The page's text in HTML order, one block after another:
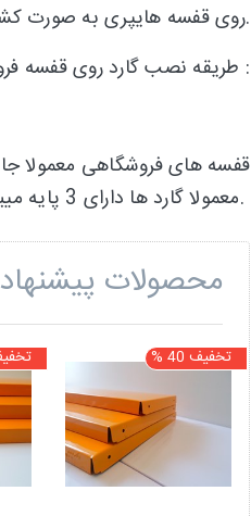
روی قفسه هایپری به صورت کشویی روی شیار لبه ی طبقه نصب میشوند.
طریقه نصب گارد روی قفسه فروشگاهی به صورت زیر است :
قفسه های فروشگاهی معمولا
معمولا گارد ها دارای 3 پایه میباشند که روی لبه یصفحه نصب میشوند.
محصولات
تخفیف 40 % تخفیف